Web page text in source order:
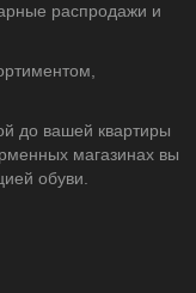
распродажи и
до вашей квартиры
магазинах вы
обуви.